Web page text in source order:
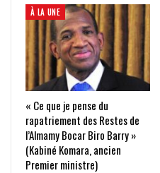
À LA UNE
« Ce que je pense du
rapatriement des Restes de
l’Almamy Bocar Biro Barry »
(Kabiné Komara, ancien
Premier ministre)